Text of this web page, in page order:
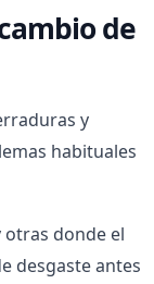
de
y
habituales
otras donde el
desgaste antes